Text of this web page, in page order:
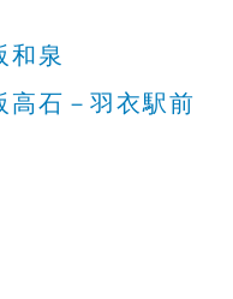
和泉
高石－羽衣駅前